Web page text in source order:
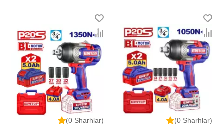
(0 Sharhlar)
(0 Sharhlar)